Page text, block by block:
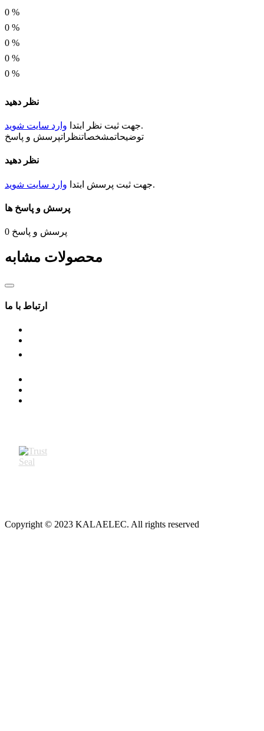
0 %
0 %
0 %
0 %
0 %
نظر دهید
جهت ثبت نظر ابتدا وارد سایت شوید
.
توضیحاتمشخصاتنظراتپرسش و پاسخ
نظر دهید
جهت ثبت پرسش ابتدا وارد سایت شوید .
پرسش و پاسخ ها
0 پرسش و پاسخ
محصولات مشابه
ارتباط با ما
Copyright © 2023 KALAELEC. All rights reserved